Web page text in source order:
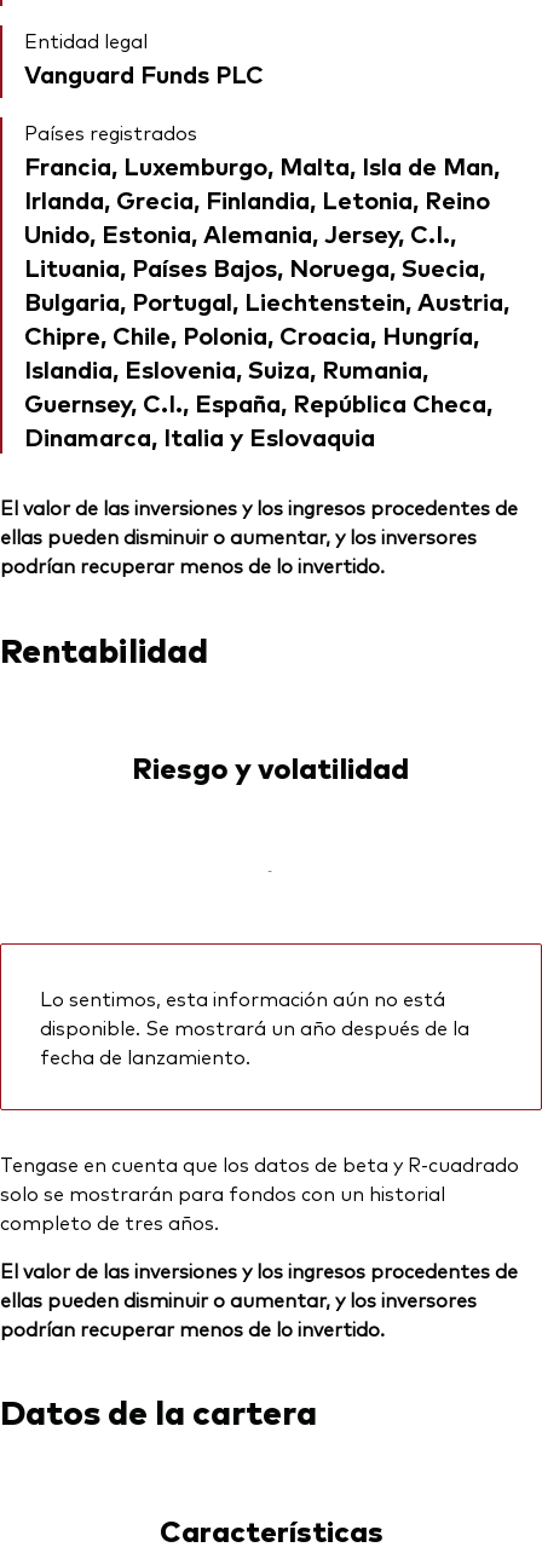
Entidad legal
Vanguard Funds PLC
Países registrados
Francia, Luxemburgo, Malta, Isla de Man,
Irlanda, Grecia, Finlandia, Letonia, Reino
Unido, Estonia, Alemania, Jersey, C.I.,
Lituania, Países Bajos, Noruega, Suecia,
Bulgaria, Portugal, Liechtenstein, Austria,
Chipre, Chile, Polonia, Croacia, Hungría,
Islandia, Eslovenia, Suiza, Rumania,
Guernsey, C.I., España, República Checa,
Dinamarca, Italia y Eslovaquia
El valor de las inversiones y los ingresos procedentes de
ellas pueden disminuir o aumentar, y los inversores
podrían recuperar menos de lo invertido.
Rentabilidad
Riesgo y volatilidad
-
Lo sentimos, esta información aún no está
disponible. Se mostrará un año después de la
fecha de lanzamiento.
Tengase en cuenta que los datos de beta y R-cuadrado
solo se mostrarán para fondos con un historial
completo de tres años.
El valor de las inversiones y los ingresos procedentes de
ellas pueden disminuir o aumentar, y los inversores
podrían recuperar menos de lo invertido.
Datos de la cartera
Características